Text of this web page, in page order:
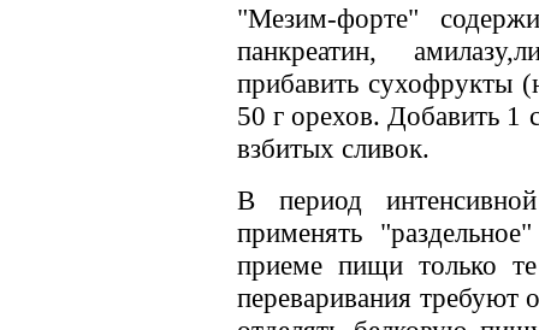
"Мезим-форте"
панкреатин,
прибавить сухофрукты
50 г орехов. Добавить
взбитых сливок.
В период
применять
приеме пищи только
переваривания требуют